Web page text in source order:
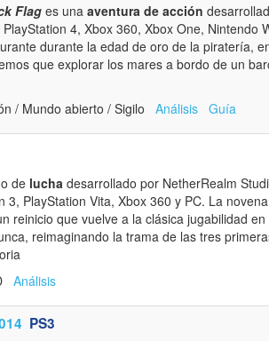
Flag es una aventura de acción
4, Xbox 360, Xbox One, Nintendo
durante la edad de oro de la piratería,
que explorar los mares a bordo de un
/ Mundo abierto / Sigilo Análisis Guía
de lucha desarrollado por NetherRealm
3, PlayStation Vita, Xbox 360 y PC. La
reinicio que vuelve a la clásica jugabilidad
reimaginando la trama de las tres
Análisis
PS3